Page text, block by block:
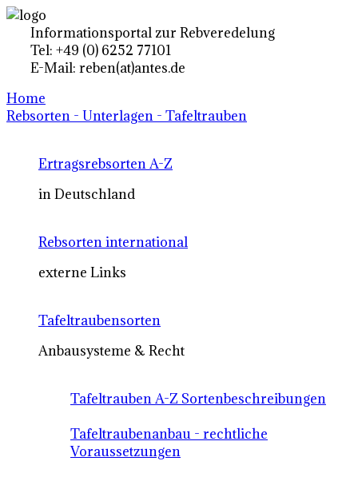
Informationsportal zur Rebveredelung
Tel: +49 (0) 6252 77101
E-Mail: reben(at)antes.de
Home
Rebsorten - Unterlagen - Tafeltrauben
Ertragsrebsorten A-Z
in Deutschland
Rebsorten international
externe Links
Tafeltraubensorten
Anbausysteme & Recht
Tafeltrauben A-Z Sortenbeschreibungen
Tafeltraubenanbau - rechtliche
Voraussetzungen